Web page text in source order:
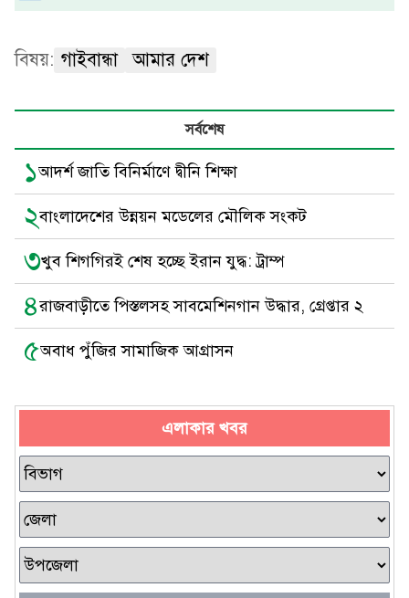
বিষয়: গাইবান্ধা আমার দেশ
সর্বশেষ
১আদর্শ জাতি বিনির্মাণে দ্বীনি শিক্ষা
২বাংলাদেশের উন্নয়ন মডেলের মৌলিক সংকট
৩খুব শিগগিরই শেষ হচ্ছে ইরান যুদ্ধ: ট্রাম্প
৪রাজবাড়ীতে পিস্তলসহ সাবমেশিনগান উদ্ধার, গ্রেপ্তার ২
৫অবাধ পুঁজির সামাজিক আগ্রাসন
এলাকার খবর